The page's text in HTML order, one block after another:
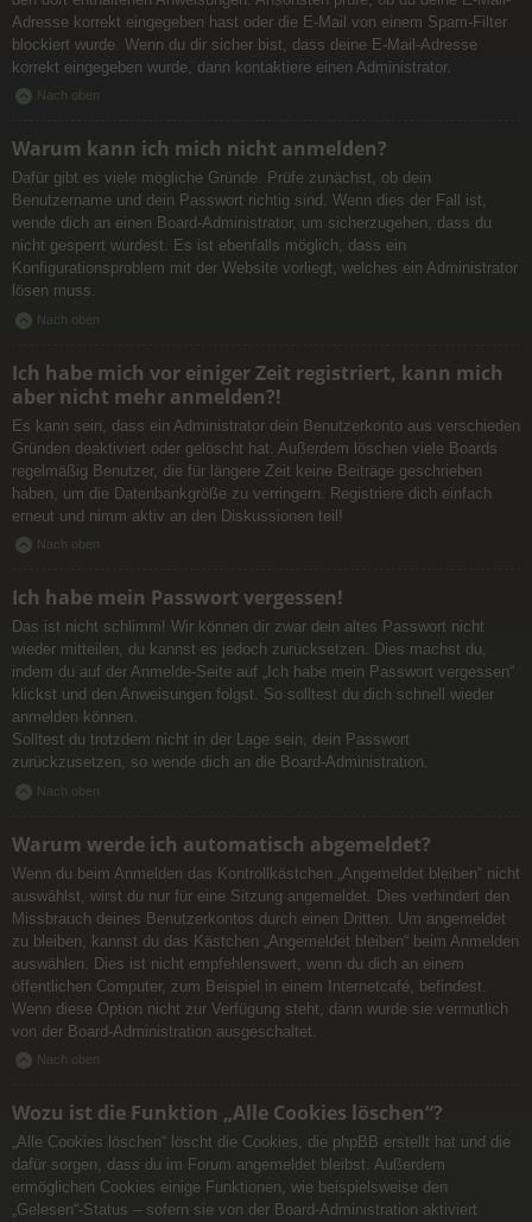
Adresse korrekt eingegeben hast oder die E-Mail von einem Spam-Filter
blockiert wurde. Wenn du dir sicher bist, dass deine E-Mail-Adresse
korrekt eingegeben wurde, dann kontaktiere einen Administrator.
Nach oben
Warum kann ich mich nicht anmelden?
Dafür gibt es viele mögliche Gründe. Prüfe zunächst, ob dein
Benutzername und dein Passwort richtig sind. Wenn dies der Fall ist,
wende dich an einen Board-Administrator, um sicherzugehen, dass du
nicht gesperrt wurdest. Es ist ebenfalls möglich, dass ein
Konfigurationsproblem mit der Website vorliegt, welches ein Administrator
lösen muss.
Nach oben
Ich habe mich vor einiger Zeit registriert, kann mich
aber nicht mehr anmelden?!
Es kann sein, dass ein Administrator dein Benutzerkonto aus verschieden
Gründen deaktiviert oder gelöscht hat. Außerdem löschen viele Boards
regelmäßig Benutzer, die für längere Zeit keine Beiträge geschrieben
haben, um die Datenbankgröße zu verringern. Registriere dich einfach
erneut und nimm aktiv an den Diskussionen teil!
Nach oben
Ich habe mein Passwort vergessen!
Das ist nicht schlimm! Wir können dir zwar dein altes Passwort nicht
wieder mitteilen, du kannst es jedoch zurücksetzen. Dies machst du,
indem du auf der Anmelde-Seite auf „Ich habe mein Passwort vergessen“
klickst und den Anweisungen folgst. So solltest du dich schnell wieder
anmelden können.
Solltest du trotzdem nicht in der Lage sein, dein Passwort
zurückzusetzen, so wende dich an die Board-Administration.
Nach oben
Warum werde ich automatisch abgemeldet?
Wenn du beim Anmelden das Kontrollkästchen „Angemeldet bleiben“ nicht
auswählst, wirst du nur für eine Sitzung angemeldet. Dies verhindert den
Missbrauch deines Benutzerkontos durch einen Dritten. Um angemeldet
zu bleiben, kannst du das Kästchen „Angemeldet bleiben“ beim Anmelden
auswählen. Dies ist nicht empfehlenswert, wenn du dich an einem
öffentlichen Computer, zum Beispiel in einem Internetcafé, befindest.
Wenn diese Option nicht zur Verfügung steht, dann wurde sie vermutlich
von der Board-Administration ausgeschaltet.
Nach oben
Wozu ist die Funktion „Alle Cookies löschen“?
„Alle Cookies löschen“ löscht die Cookies, die phpBB erstellt hat und die
dafür sorgen, dass du im Forum angemeldet bleibst. Außerdem
ermöglichen Cookies einige Funktionen, wie beispielsweise den
„Gelesen“-Status – sofern sie von der Board-Administration aktiviert